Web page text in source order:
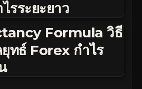
รระยะยาว
Formula วิธี
ทธ์ Forex กำไร